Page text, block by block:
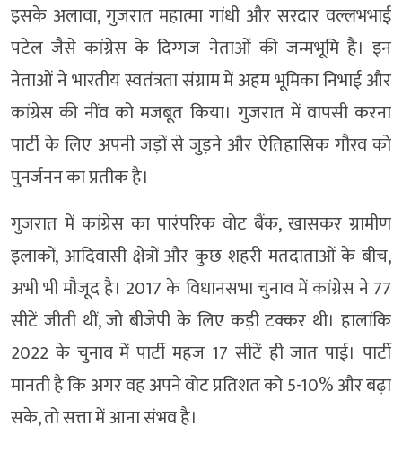
इसके अलावा, गुजरात महात्मा गांधी और सरदार वल्लभभाई
पटेल जैसे कांग्रेस के दिग्गज नेताओं की जन्मभूमि है। इन
नेताओं ने भारतीय स्वतंत्रता संग्राम में अहम भूमिका निभाई और
कांग्रेस की नींव को मजबूत किया। गुजरात में वापसी करना
पार्टी के लिए अपनी जड़ों से जुड़ने और ऐतिहासिक गौरव को
पुनर्जनन का प्रतीक है।
गुजरात में कांग्रेस का पारंपरिक वोट बैंक, खासकर ग्रामीण
इलाकों, आदिवासी क्षेत्रों और कुछ शहरी मतदाताओं के बीच,
अभी भी मौजूद है। 2017 के विधानसभा चुनाव में कांग्रेस ने 77
सीटें जीती थीं, जो बीजेपी के लिए कड़ी टक्कर थी। हालांकि
2022 के चुनाव में पार्टी महज 17 सीटें ही जात पाई। पार्टी
मानती है कि अगर वह अपने वोट प्रतिशत को 5-10% और बढ़ा
सके, तो सत्ता में आना संभव है।